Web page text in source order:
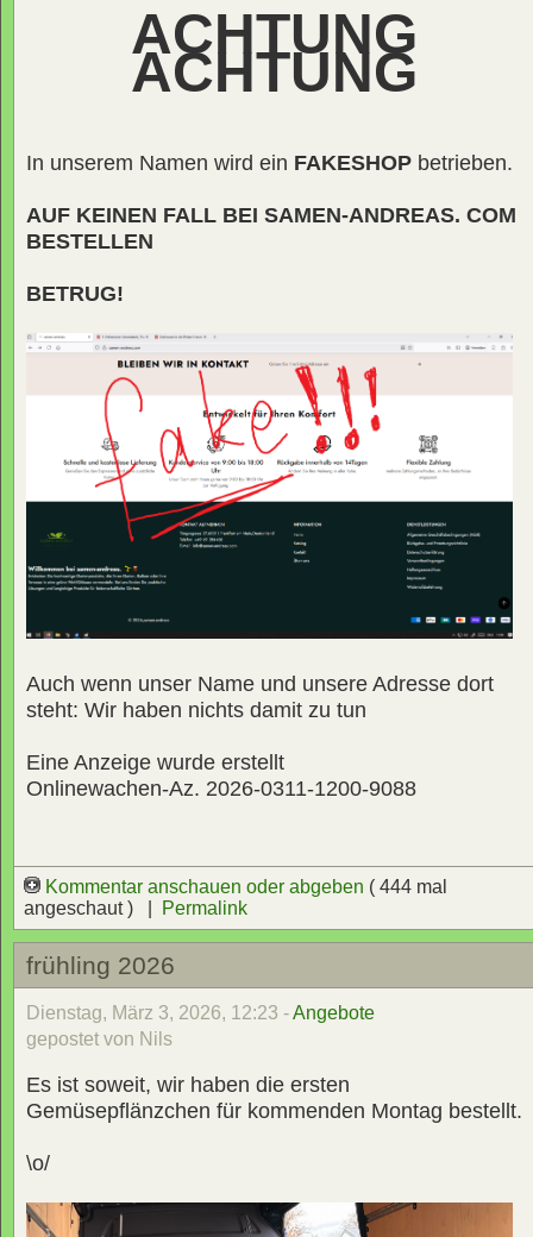
ACHTUNG
ACHTUNG
In unserem Namen wird ein FAKESHOP betrieben.
AUF KEINEN FALL BEI SAMEN-ANDREAS. COM
BESTELLEN
BETRUG!
Auch wenn unser Name und unsere Adresse dort
steht: Wir haben nichts damit zu tun
Eine Anzeige wurde erstellt
Onlinewachen-Az. 2026-0311-1200-9088
Kommentar anschauen oder abgeben ( 444 mal
angeschaut ) |
Permalink
frühling 2026
Dienstag, März 3, 2026, 12:23 -Angebote
gepostet von Nils
Es ist soweit, wir haben die ersten
Gemüsepflänzchen für kommenden Montag bestellt.
\o/